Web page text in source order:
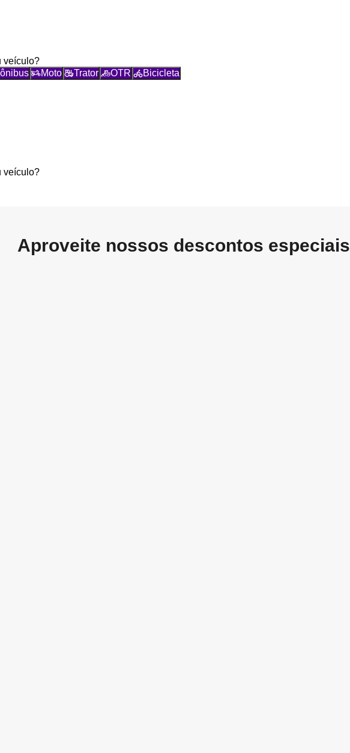
veículo?
Moto Trator OTR Bicicleta
veículo?
Aproveite nossos descontos especiais